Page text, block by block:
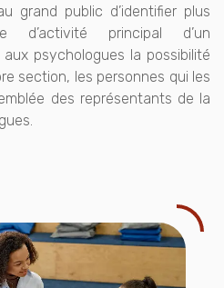
grand public d’identifier plus
d’activité principal d’un
psychologues la possibilité
section, les personnes qui les
des représentants de la